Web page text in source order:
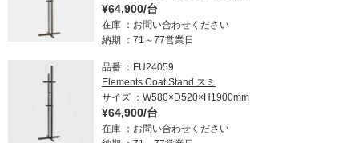
¥64,900/台
在庫
お問い合わせください
納期
71～77営業日
品番
FU24059
Elements Coat Stand スミ
サイズ
W580×D520×H1900mm
¥64,900/台
在庫
お問い合わせください